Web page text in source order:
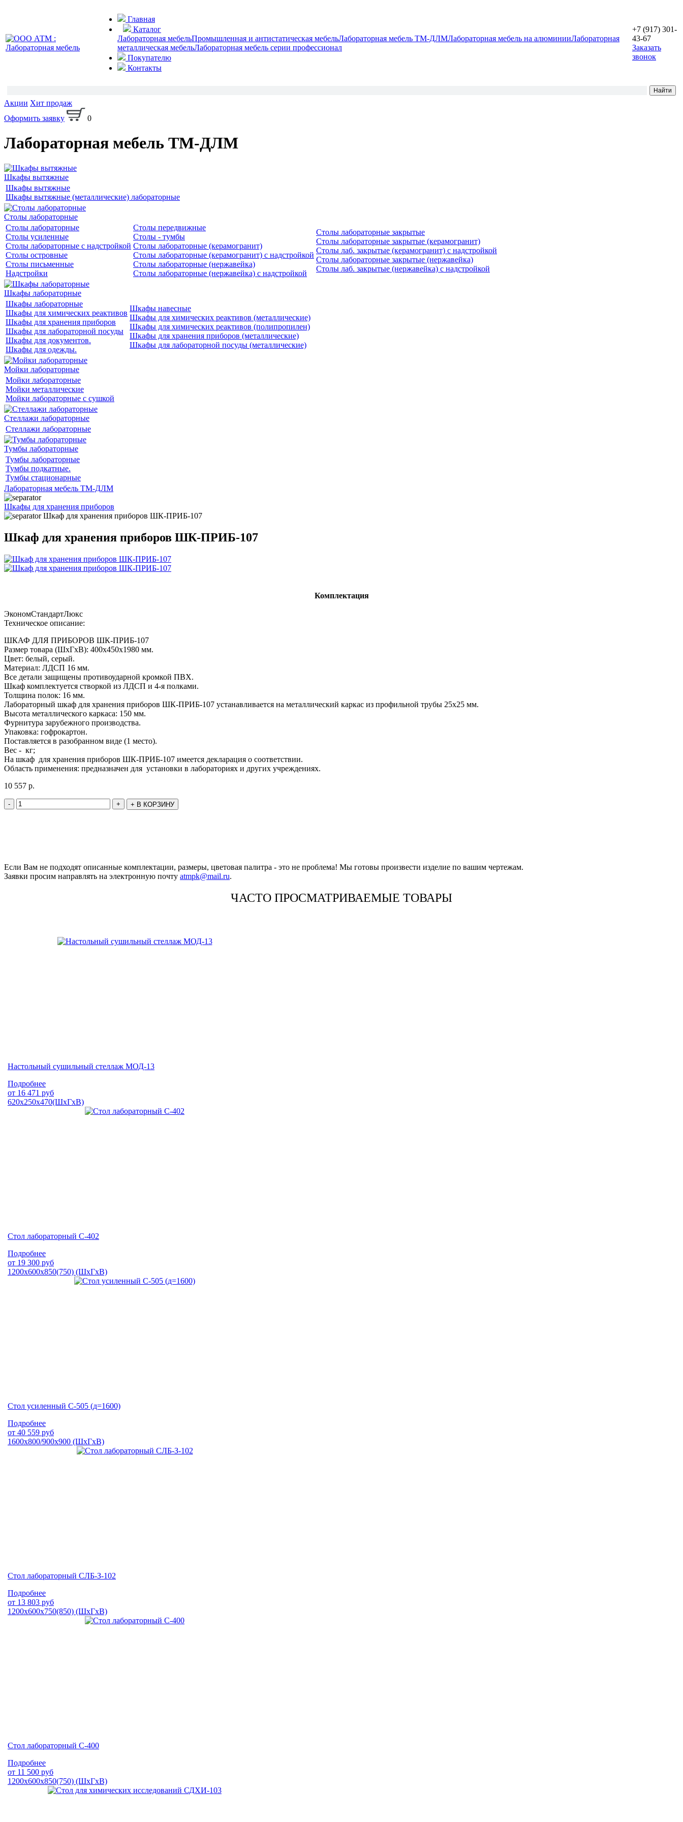
Главная
Каталог
Лабораторная мебельПромышленная и антистатическая мебельЛабораторная мебель ТМ-ДЛМЛабораторная мебель на алюминииЛабораторная
металлическая мебельЛабораторная мебель серии профессионал
Покупателю
Контакты
+7 (917) 301-
43-67
Заказать
звонок
Акции Хит продаж
Оформить заявку
0
Лабораторная мебель ТМ-ДЛМ
Шкафы вытяжные
Шкафы вытяжные
Шкафы вытяжные (металлические) лабораторные
Столы лабораторные
Столы лабораторные
Столы усиленные
Столы лабораторные с надстройкой
Столы островные
Столы письменные
Надстройки
Столы передвижные
Столы - тумбы
Столы лабораторные (керамогранит)
Столы лабораторные (керамогранит) с надстройкой
Столы лабораторные (нержавейка)
Столы лабораторные (нержавейка) с надстройкой
Столы лабораторные закрытые
Столы лабораторные закрытые (керамогранит)
Столы лаб. закрытые (керамогранит) с надстройкой
Столы лабораторные закрытые (нержавейка)
Столы лаб. закрытые (нержавейка) с надстройкой
Шкафы лабораторные
Шкафы лабораторные
Шкафы для химических реактивов
Шкафы для хранения приборов
Шкафы для лабораторной посуды
Шкафы для документов.
Шкафы для одежды.
Шкафы навесные
Шкафы для химических реактивов (металлические)
Шкафы для химических реактивов (полипропилен)
Шкафы для хранения приборов (металлические)
Шкафы для лабораторной посуды (металлические)
Мойки лабораторные
Мойки лабораторные
Мойки металлические
Мойки лабораторные с сушкой
Стеллажи лабораторные
Стеллажи лабораторные
Тумбы лабораторные
Тумбы лабораторные
Тумбы подкатные.
Тумбы стационарные
Лабораторная мебель ТМ-ДЛМ
Шкафы для хранения приборов
Шкаф для хранения приборов ШК-ПРИБ-107
Шкаф для хранения приборов ШК-ПРИБ-107
Комплектация
ЭкономСтандартЛюкс
Техническое описание:
ШКАФ ДЛЯ ПРИБОРОВ ШК-ПРИБ-107
Размер товара (ШхГхВ): 400х450х1980 мм.
Цвет: белый, серый.
Материал: ЛДСП 16 мм.
Все детали защищены противоударной кромкой ПВХ.
Шкаф комплектуется створкой из ЛДСП и 4-я полками.
Толщина полок: 16 мм.
Лабораторный шкаф для хранения приборов ШК-ПРИБ-107 устанавливается на металлический каркас из профильной трубы 25х25 мм.
Высота металлического каркаса: 150 мм.
Фурнитура зарубежного производства.
Упаковка: гофрокартон.
Поставляется в разобранном виде (1 место).
Вес - кг;
На шкаф для хранения приборов ШК-ПРИБ-107 имеется декларация о соответствии.
Область применения: предназначен для установки в лабораториях и других учреждениях.
10 557 р.
- + + В КОРЗИНУ
Если Вам не подходят описанные комплектации, размеры, цветовая палитра - это не проблема! Мы готовы произвести изделие по вашим чертежам.
Заявки просим направлять на электронную почту atmpk@mail.ru.
ЧАСТО ПРОСМАТРИВАЕМЫЕ ТОВАРЫ
Настольный сушильный стеллаж МОД-13
Подробнее
от 16 471 руб
620х250х470(ШхГхВ)
Стол лабораторный С-402
Подробнее
от 19 300 руб
1200х600х850(750) (ШхГхВ)
Стол усиленный С-505 (д=1600)
Подробнее
от 40 559 руб
1600х800/900х900 (ШхГхВ)
Стол лабораторный СЛБ-З-102
Подробнее
от 13 803 руб
1200х600х750(850) (ШхГхВ)
Стол лабораторный С-400
Подробнее
от 11 500 руб
1200х600х850(750) (ШхГхВ)